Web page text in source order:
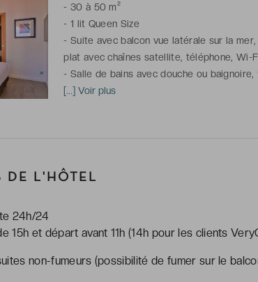
- 30 à 50 m²
- 1 lit Queen Size
- Suite avec balcon vue latérale sur la
plat avec chaînes satellite, téléphone, Wi-
- Salle de bains avec douche ou
peignoirs & chaussons, articles de toilette
[...] Voir plus
DE L'HÔTEL
24h/24
15h et départ avant 11h (14h pour les clients
non-fumeurs (possibilité de fumer sur le